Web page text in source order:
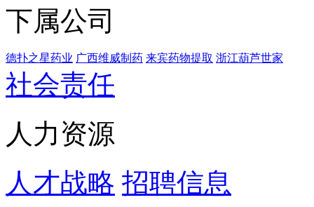
下属公司
德扑之星药业 广西维威制药 来宾药物提取 浙江葫芦世家
社会责任
人力资源
人才战略 招聘信息